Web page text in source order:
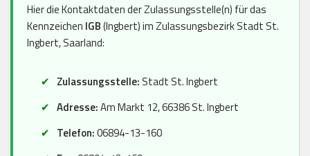
Hier die Kontaktdaten der Zulassungsstelle(n) für das
Kennzeichen IGB(Ingbert) im Zulassungsbezirk Stadt St.
Ingbert, Saarland:
Zulassungsstelle: Stadt St. Ingbert
Adresse:Am Markt 12, 66386 St. Ingbert
Telefon:06894-13-160